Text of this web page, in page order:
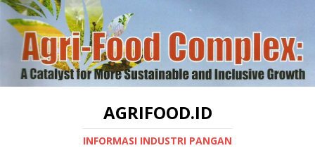
AGRIFOOD.ID
INFORMASI INDUSTRI PANGAN